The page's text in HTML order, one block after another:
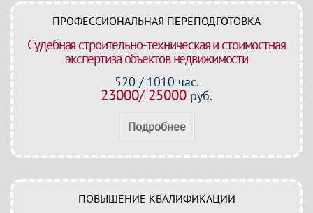
ПРОФЕССИОНАЛЬНАЯ ПЕРЕПОДГОТОВКА
Судебная строительно-техническая и стоимостная
экспертиза объектов недвижимости
520 / 1010 час.
23000/ 25000 руб.
Подробнее
ПОВЫШЕНИЕ КВАЛИФИКАЦИИ